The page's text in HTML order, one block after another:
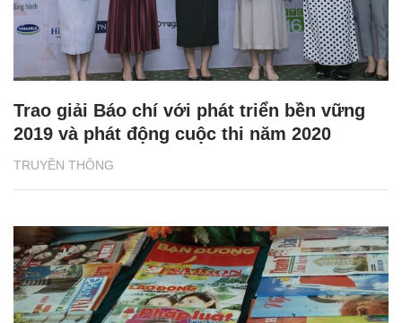
TRUYỀN THÔNG
Trao giải Báo chí với phát triển bền vững
2019 và phát động cuộc thi năm 2020